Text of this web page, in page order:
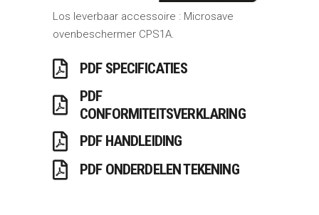
Los leverbaar accessoire : Microsave
ovenbeschermer CPS1A.
PDF SPECIFICATIES
PDF
CONFORMITEITSVERKLARING
PDF HANDLEIDING
PDF ONDERDELEN TEKENING